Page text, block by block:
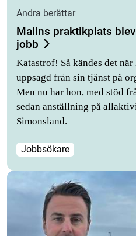
Andra berättar
Malins praktikplats
jobb
Katastrof! Så kändes det
uppsagd från sin tjänst på
Men nu har hon, med stöd
sedan anställning på
Simonsland.
Jobbsökare